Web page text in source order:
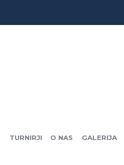
TURNIRJI O NAS GALERIJA